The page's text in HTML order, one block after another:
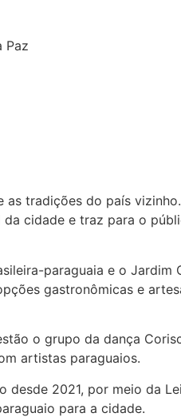
tradições do país
cidade e traz para o
paraguaia e o
gastronômicas e
o grupo da dança
artistas paraguaios.
2021, por meio da
para a cidade.